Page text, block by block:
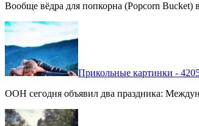
Вообще вёдра для попкорна (Popcorn Bucket)
Прикольные картинки -
ООН сегодня объявил два праздника: